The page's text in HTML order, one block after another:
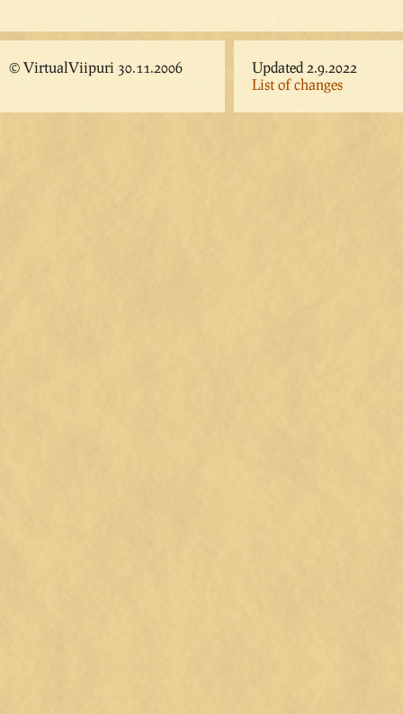
© VirtualViipuri 30.11.2006
Updated 2.9.2022
List of changes